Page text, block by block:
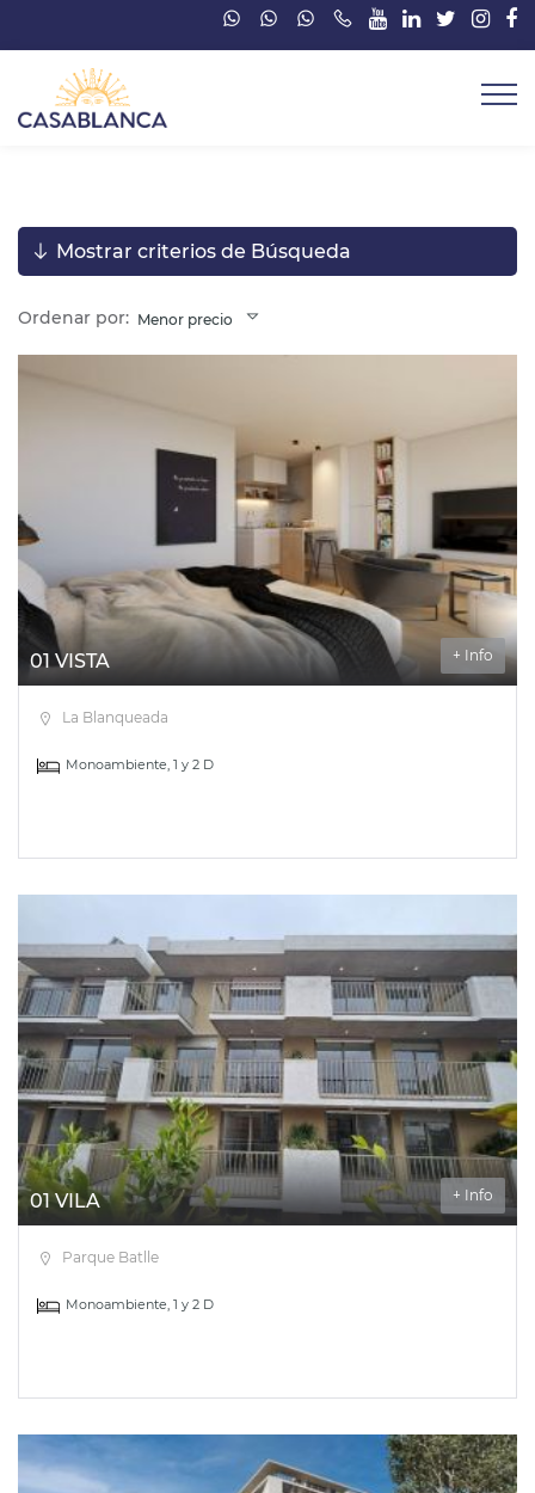
Mostrar criterios de Búsqueda
Ordenar por: Menor precio
01 VISTA + Info
La Blanqueada
Monoambiente, 1 y 2 D
01 VILA + Info
Parque Batlle
Monoambiente, 1 y 2 D